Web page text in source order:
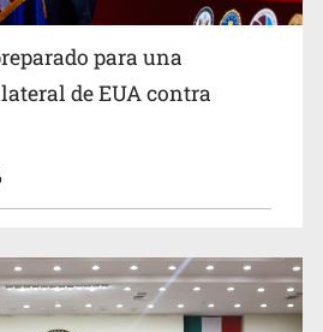
de la colonia Buenos Aires;
para una
de EUA contra